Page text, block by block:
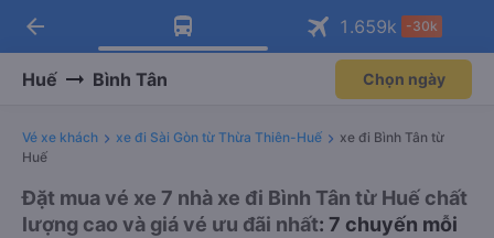
Tải app Vexere ngay!
Nhận ưu đãi thành viên độc
Mở app
Tải app Vexere
-30k/ghế khi đặt vé máy bay qua
Mở app
arrow_back 1.659k -30k
Huế Bình Tân Chọn ngày
Vé xe khách xe đi Sài Gòn từ Thừa Thiên-Huế
xe đi Bình Tân từ
Huế
Đặt mua vé xe 7 nhà xe đi Bình Tân từ Huế chất
lượng cao và giá vé ưu đãi nhất: 7 chuyến mỗi